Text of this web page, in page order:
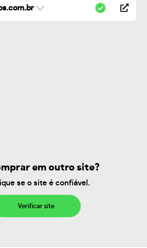
em outro site?
se o site é confiável.
Verificar site